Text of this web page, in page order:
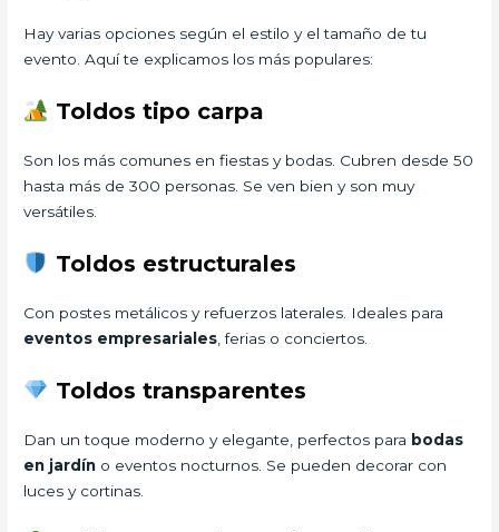
Hay varias opciones según el estilo y el tamaño de tu
evento. Aquí te explicamos los más populares:
Toldos tipo carpa
Son los más comunes en fiestas y bodas. Cubren desde 50
hasta más de 300 personas. Se ven bien y son muy
versátiles.
Toldos estructurales
Con postes metálicos y refuerzos laterales. Ideales para
eventos empresariales , ferias o conciertos.
Toldos transparentes
Dan un toque moderno y elegante, perfectos para bodas
en jardín o eventos nocturnos. Se pueden decorar con
luces y cortinas.